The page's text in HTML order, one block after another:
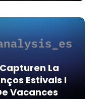
La
Estivals I
Vacances